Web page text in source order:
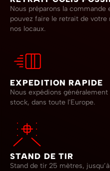
Nous préparons la
pouvez faire le retrait de votre
nos locaux.
EXPEDITION RAPIDE
Nous expédions
stock, dans toute l'Europe.
STAND DE TIR
Stand de tir 25 mètres,